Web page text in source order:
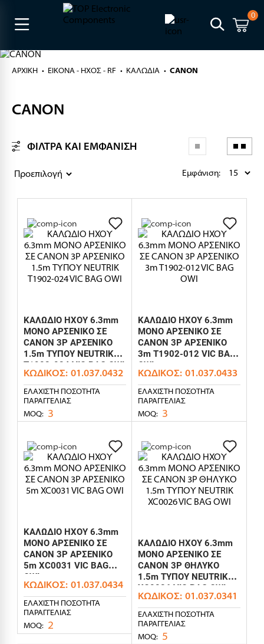
0
ΑΡΧΙΚΉ ΕΙΚΟΝΑ - ΗΧΟΣ - RF ΚΑΛΩΔΙΑ CANON
CANON
ΦΙΛΤΡΑ ΚΑΙ ΕΜΦΑΝΙΣΗ
Εμφάνιση:
ΚΑΛΩΔΙΟ ΗΧΟΥ 6.3mm
MONO ΑΡΣΕΝΙΚΟ ΣΕ
CANON 3P ΑΡΣΕΝΙΚΟ
1.5m ΤΥΠΟΥ NEUTRIK
T1902-024 VIC BAG OWI
ΚΩΔΙΚΌΣ: 01.037.0432
ΕΛΆΧΙΣΤΗ ΠΟΣΌΤΗΤΑ
ΠΑΡΑΓΓΕΛΊΑΣ
MOQ: 3
ΚΑΛΩΔΙΟ ΗΧΟΥ 6.3mm
MONO ΑΡΣΕΝΙΚΟ ΣΕ
CANON 3P ΑΡΣΕΝΙΚΟ
3m T1902-012 VIC BAG
OWI
ΚΩΔΙΚΌΣ: 01.037.0433
ΕΛΆΧΙΣΤΗ ΠΟΣΌΤΗΤΑ
ΠΑΡΑΓΓΕΛΊΑΣ
MOQ: 3
ΚΑΛΩΔΙΟ ΗΧΟΥ 6.3mm
MONO ΑΡΣΕΝΙΚΟ ΣΕ
CANON 3P ΑΡΣΕΝΙΚΟ
5m XC0031 VIC BAG
OWI
ΚΩΔΙΚΌΣ: 01.037.0434
ΕΛΆΧΙΣΤΗ ΠΟΣΌΤΗΤΑ
ΠΑΡΑΓΓΕΛΊΑΣ
MOQ: 2
ΚΑΛΩΔΙΟ ΗΧΟΥ 6.3mm
MONO ΑΡΣΕΝΙΚΟ ΣΕ
CANON 3P ΘΗΛΥΚΟ
1.5m ΤΥΠΟΥ NEUTRIK
XC0026 VIC BAG OWI
ΚΩΔΙΚΌΣ: 01.037.0341
ΕΛΆΧΙΣΤΗ ΠΟΣΌΤΗΤΑ
ΠΑΡΑΓΓΕΛΊΑΣ
MOQ: 5